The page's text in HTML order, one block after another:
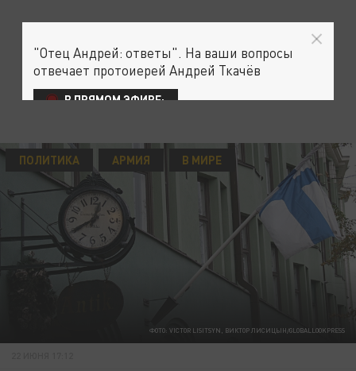
ФОТО: VICTOR LISITSYN, ВИКТОР ЛИСИЦЫН/GLOBALLOOKPRESS
ПОЛИТИКА АРМИЯ В МИРЕ
"Отец Андрей: ответы". На ваши вопросы
отвечает протоиерей Андрей Ткачёв
В ПРЯМОМ ЭФИРЕ: